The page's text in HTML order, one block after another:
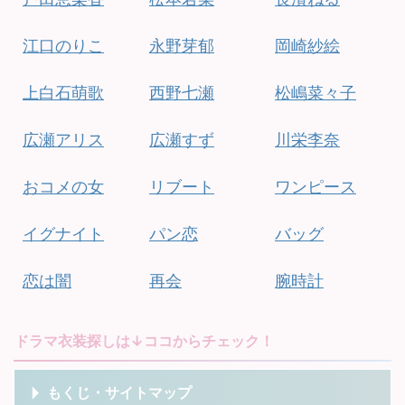
江口のりこ
上白石萌歌
広瀬アリス
おコメの女
イグナイト
恋は闇
永野芽郁
西野七瀬
広瀬すず
リブート
パン恋
再会
岡崎紗絵
松嶋菜々子
川栄李奈
ワンピース
バッグ
腕時計
ドラマ衣装探しは↓ココからチェック！
もくじ・サイトマップ